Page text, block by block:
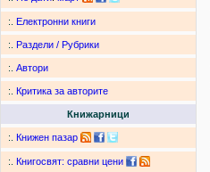
:. Електронни книги
:. Раздели / Рубрики
:. Автори
:. Критика за авторите
Книжарници
:. Книжен пазар
:. Книгосвят: сравни цени